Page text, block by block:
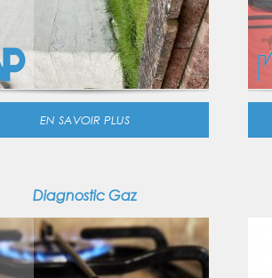
EN SAVOIR PLUS
Diagnostic Gaz